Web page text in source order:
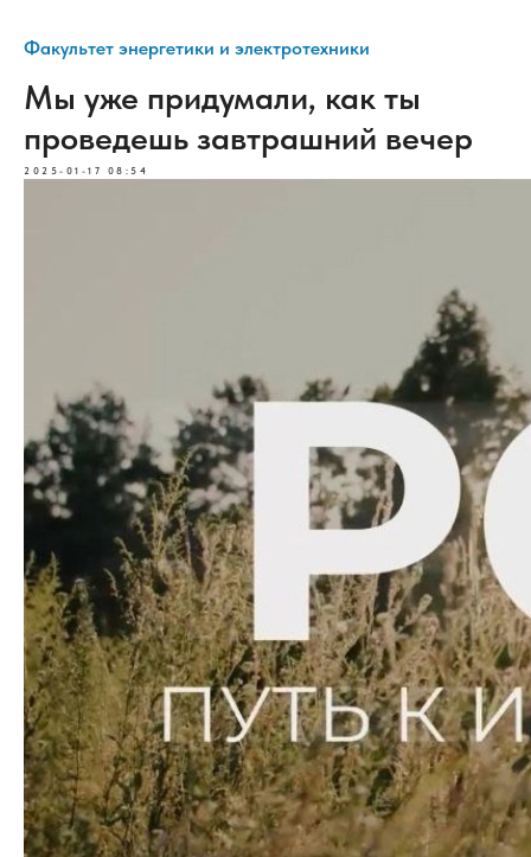
Факультет энергетики и электротехники
Мы уже придумали, как ты
проведешь завтрашний вечер
2025-01-17 08:54